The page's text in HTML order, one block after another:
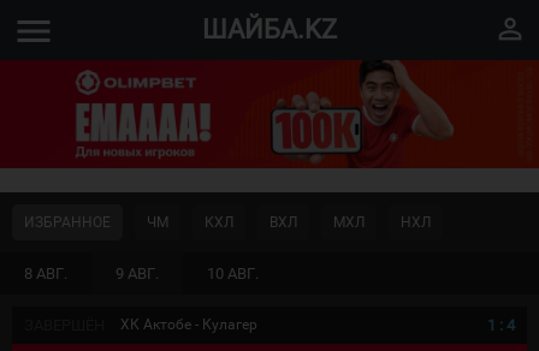
menu ШАЙБА.KZ perm_identity
8 АВГ. 9 АВГ. 10 АВГ.
ИЗБРАННОЕ ЧМ КХЛ ВХЛ МХЛ НХЛ
ХК Актобе - Кулагер 1 : 4